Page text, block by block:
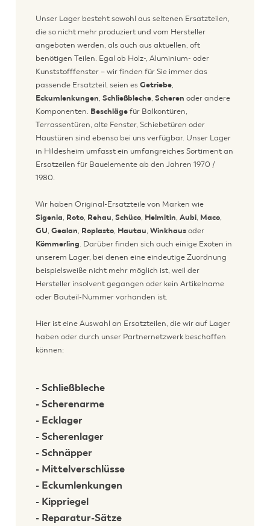
Unser Lager besteht sowohl aus seltenen Ersatzteilen,
die so nicht mehr produziert und vom Hersteller
angeboten werden, als auch aus aktuellen, oft
benötigen Teilen. Egal ob Holz-, Aluminium- oder
Kunststofffenster – wir finden für Sie immer das
passende Ersatzteil, seien esGetriebe,
Eckumlenkungen,Schließbleche,Scheren oder andere
Komponenten. Beschlägefür Balkontüren,
Terrassentüren, alte Fenster, Schiebetüren oder
Haustüren sind ebenso bei uns verfügbar. Unser Lager
in Hildesheim umfasst ein umfangreiches Sortiment an
Ersatzeilen für Bauelemente ab den Jahren 1970 /
1980.
Wir haben Original-Ersatzteile von Marken wie
Sigenia, Roto, Rehau,Schüco, Helmitin,Aubi, Maco,
GU,Gealan, Roplasto, Hautau,Winkhausoder
Kömmerling. Darüber finden sich auch einige Exoten in
unserem Lager, bei denen eine eindeutige Zuordnung
beispielsweiße nicht mehr möglich ist, weil der
Hersteller insolvent gegangen oder kein Artikelname
oder Bauteil-Nummer vorhanden ist.
Hier ist eine Auswahl an Ersatzteilen, die wir auf Lager
haben oder durch unser Partnernetzwerk beschaffen
können:
- Schließbleche
- Scherenarme
- Ecklager
- Scherenlager
- Schnäpper
- Mittelverschlüsse
- Eckumlenkungen
- Kippriegel
- Reparatur-Sätze